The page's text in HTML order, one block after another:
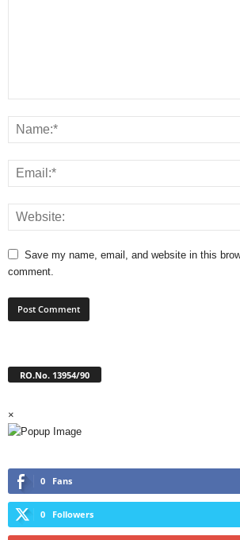
Save my name, email, and website in this
comment.
RO.No. 13954/90
×
0 Fans
0 Followers